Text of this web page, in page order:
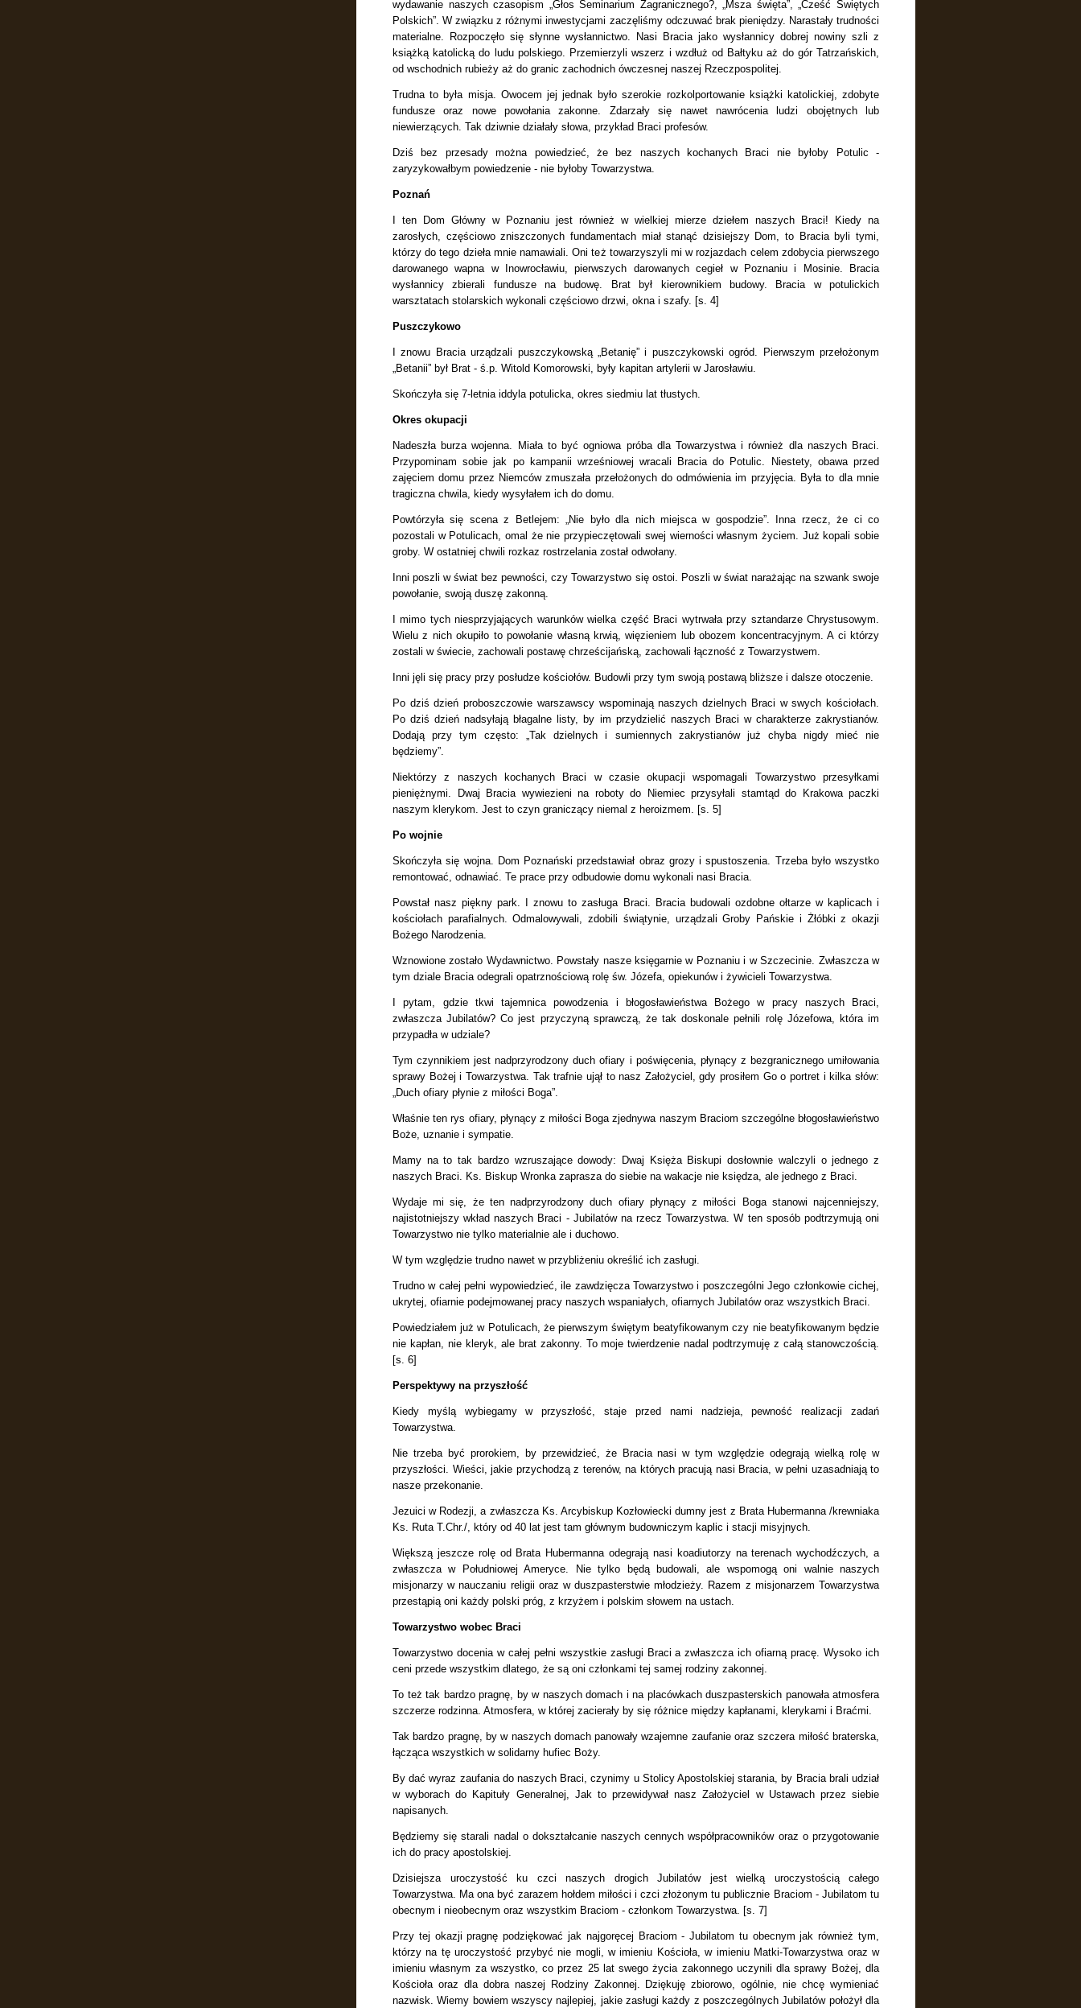
wydawanie naszych czasopism „Głos Seminarium Zagranicznego?, „Msza święta”, „Cześć Świętych
Polskich”. W związku z różnymi inwestycjami zaczęliśmy odczuwać brak pieniędzy. Narastały trudności
materialne. Rozpoczęło się słynne wysłannictwo. Nasi Bracia jako wysłannicy dobrej nowiny szli z
książką katolicką do ludu polskiego. Przemierzyli wszerz i wzdłuż od Bałtyku aż do gór Tatrzańskich,
od wschodnich rubieży aż do granic zachodnich ówczesnej naszej Rzeczpospolitej.
Trudna to była misja. Owocem jej jednak było szerokie rozkolportowanie książki katolickiej, zdobyte
fundusze oraz nowe powołania zakonne. Zdarzały się nawet nawrócenia ludzi obojętnych lub
niewierzących. Tak dziwnie działały słowa, przykład Braci profesów.
Dziś bez przesady można powiedzieć, że bez naszych kochanych Braci nie byłoby Potulic -
zaryzykowałbym powiedzenie - nie byłoby Towarzystwa.
Poznań
I ten Dom Główny w Poznaniu jest również w wielkiej mierze dziełem naszych Braci! Kiedy na
zarosłych, częściowo zniszczonych fundamentach miał stanąć dzisiejszy Dom, to Bracia byli tymi,
którzy do tego dzieła mnie namawiali. Oni też towarzyszyli mi w rozjazdach celem zdobycia pierwszego
darowanego wapna w Inowrocławiu, pierwszych darowanych cegieł w Poznaniu i Mosinie. Bracia
wysłannicy zbierali fundusze na budowę. Brat był kierownikiem budowy. Bracia w potulickich
warsztatach stolarskich wykonali częściowo drzwi, okna i szafy. [s. 4]
Puszczykowo
I znowu Bracia urządzali puszczykowską „Betanię” i puszczykowski ogród. Pierwszym przełożonym
„Betanii” był Brat - ś.p. Witold Komorowski, były kapitan artylerii w Jarosławiu.
Skończyła się 7-letnia iddyla potulicka, okres siedmiu lat tłustych.
Okres okupacji
Nadeszła burza wojenna. Miała to być ogniowa próba dla Towarzystwa i również dla naszych Braci.
Przypominam sobie jak po kampanii wrześniowej wracali Bracia do Potulic. Niestety, obawa przed
zajęciem domu przez Niemców zmuszała przełożonych do odmówienia im przyjęcia. Była to dla mnie
tragiczna chwila, kiedy wysyłałem ich do domu.
Powtórzyła się scena z Betlejem: „Nie było dla nich miejsca w gospodzie”.
Inna rzecz, że ci co
pozostali w Potulicach, omal że nie przypieczętowali swej wierności własnym życiem. Już kopali sobie
groby. W ostatniej chwili rozkaz rostrzelania został odwołany.
Inni poszli w świat bez pewności, czy Towarzystwo się ostoi. Poszli w świat narażając na szwank swoje
powołanie, swoją duszę zakonną.
I mimo tych niesprzyjających warunków wielka część Braci wytrwała przy sztandarze Chrystusowym.
Wielu z nich okupiło to powołanie własną krwią, więzieniem lub obozem koncentracyjnym. A ci którzy
zostali w świecie, zachowali postawę chrześcijańską, zachowali łączność z Towarzystwem.
Inni jęli się pracy przy posłudze kościołów. Budowli przy tym swoją postawą bliższe i dalsze otoczenie.
Po dziś dzień proboszczowie warszawscy wspominają naszych dzielnych Braci w swych kościołach.
Po dziś dzień nadsyłają błagalne listy, by im przydzielić naszych Braci w charakterze zakrystianów.
Dodają przy tym często: „Tak dzielnych i sumiennych zakrystianów już chyba nigdy mieć nie
będziemy”.
Niektórzy z naszych kochanych Braci w czasie okupacji wspomagali Towarzystwo przesyłkami
pieniężnymi. Dwaj Bracia wywiezieni na roboty do Niemiec przysyłali stamtąd do Krakowa paczki
naszym klerykom. Jest to czyn graniczący niemal z heroizmem. [s. 5]
Po wojnie
Skończyła się wojna. Dom Poznański przedstawiał obraz grozy i spustoszenia. Trzeba było wszystko
remontować, odnawiać. Te prace przy odbudowie domu wykonali nasi Bracia.
Powstał nasz piękny park. I znowu to zasługa Braci. Bracia budowali ozdobne ołtarze w kaplicach i
kościołach parafialnych. Odmalowywali, zdobili świątynie, urządzali Groby Pańskie i Żłóbki z okazji
Bożego Narodzenia.
Wznowione zostało Wydawnictwo. Powstały nasze księgarnie w Poznaniui w Szczecinie. Zwłaszcza w
tym dziale Bracia odegrali opatrznościową rolę św. Józefa, opiekunów i żywicieli Towarzystwa.
I pytam, gdzie tkwi tajemnica powodzenia i błogosławieństwa Bożego w pracy naszych Braci,
zwłaszcza Jubilatów? Co jest przyczyną sprawczą, że tak doskonale pełnili rolę Józefowa, która im
przypadła w udziale?
Tym czynnikiem jest nadprzyrodzony duch ofiary i poświęcenia, płynący z bezgranicznego umiłowania
sprawy Bożej i Towarzystwa. Tak trafnie ujął to nasz Założyciel, gdy prosiłem Go o portret i kilka słów:
„Duch ofiary płynie z miłości Boga”.
Właśnie ten rys ofiary, płynący z miłości Boga zjednywa naszym Braciom szczególne błogosławieństwo
Boże, uznanie i sympatie.
Mamy na to tak bardzo wzruszające dowody: Dwaj Księża Biskupi dosłownie walczyli o jednego z
naszych Braci. Ks. Biskup Wronka zaprasza do siebie na wakacje nie księdza, ale jednego z Braci.
Wydaje mi się, że ten nadprzyrodzony duch ofiary płynący z miłości Boga stanowi najcenniejszy,
najistotniejszy wkład naszych Braci - Jubilatów na rzecz Towarzystwa.W ten sposób podtrzymują oni
Towarzystwo nie tylko materialnie ale i duchowo.
W tym względzie trudno nawet w przybliżeniu określić ich zasługi.
Trudno w całej pełni wypowiedzieć, ile zawdzięcza Towarzystwo i poszczególni Jego członkowie cichej,
ukrytej, ofiarnie podejmowanej pracy naszych wspaniałych, ofiarnych Jubilatów oraz wszystkich Braci.
Powiedziałem już w Potulicach, że pierwszym świętym beatyfikowanym czy nie beatyfikowanym będzie
nie kapłan, nie kleryk, ale brat zakonny. To moje twierdzenie nadal podtrzymuję z całą stanowczością.
[s. 6]
Perspektywy na przyszłość
Kiedy myślą wybiegamy w przyszłość, staje przed nami nadzieja, pewność realizacji zadań
Towarzystwa.
Nie trzeba być prorokiem, by przewidzieć, że Bracia nasi w tym względzie odegrają wielką rolę w
przyszłości. Wieści, jakie przychodzą z terenów, na których pracują nasi Bracia, w pełni uzasadniają to
nasze przekonanie.
Jezuici w Rodezji, a zwłaszcza Ks. Arcybiskup Kozłowiecki dumny jest z Brata Hubermanna /krewniaka
Ks. Ruta T.Chr./, który od 40 lat jest tam głównym budowniczym kaplic i stacji misyjnych.
Większą jeszcze rolę od Brata Hubermanna odegrają nasi koadiutorzy na terenach wychodźczych, a
zwłaszcza w Południowej Ameryce. Nie tylko będą budowali,ale wspomogą oni walnie naszych
misjonarzy w nauczaniu religii oraz w duszpasterstwie młodzieży. Razem z misjonarzem Towarzystwa
przestąpią oni każdy polski próg, z krzyżem i polskim słowem na ustach.
Towarzystwo wobec Braci
Towarzystwo docenia w całej pełni wszystkie zasługi Braci a zwłaszcza ich ofiarną pracę. Wysoko ich
ceni przede wszystkim dlatego, że są oni członkami tej samej rodziny zakonnej.
To też tak bardzo pragnę, by w naszych domach i na placówkach duszpasterskich panowała atmosfera
szczerze rodzinna. Atmosfera, w której zacierały by się różnice między kapłanami, klerykami i Braćmi.
Tak bardzo pragnę, by w naszych domach panowały wzajemne zaufanie oraz szczera miłość braterska,
łącząca wszystkich w solidarny hufiec Boży.
By dać wyraz zaufania do naszych Braci, czynimy u Stolicy Apostolskiej starania, by Bracia brali udział
w wyborach do Kapituły Generalnej, Jak to przewidywał nasz Założyciel w Ustawach przez siebie
napisanych.
Będziemy się starali nadal o dokształcanie naszych cennych współpracowników oraz o przygotowanie
ich do pracy apostolskiej.
Dzisiejsza uroczystość ku czci naszych drogich Jubilatów jest wielką uroczystością całego
Towarzystwa. Ma ona być zarazem hołdem miłości i czci złożonym tu publicznie Braciom - Jubilatom tu
obecnym i nieobecnym oraz wszystkim Braciom - członkom Towarzystwa. [s. 7]
Przy tej okazji pragnę podziękować jak najgoręcej Braciom - Jubilatom tu obecnym jak również tym,
którzy na tę uroczystość przybyć nie mogli, w imieniu Kościoła,w imieniu Matki-Towarzystwa oraz w
imieniu własnym za wszystko, co przez 25 lat swego życia zakonnego uczynili dla sprawy Bożej, dla
Kościoła oraz dla dobra naszej Rodziny Zakonnej. Dziękuję zbiorowo, ogólnie, nie chcę wymieniać
nazwisk. Wiemy bowiem wszyscy najlepiej, jakie zasługi każdy z poszczególnych Jubilatów położył dla